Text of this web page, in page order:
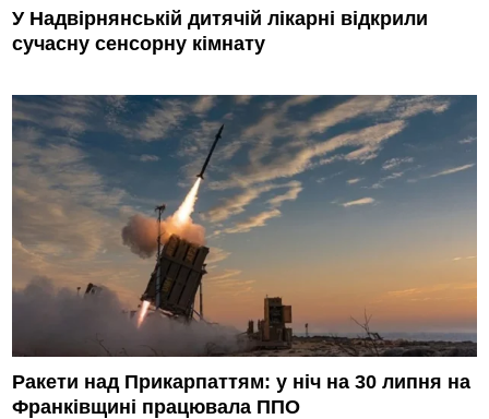
У Надвірнянській дитячій лікарні відкрили
сучасну сенсорну кімнату
Ракети над Прикарпаттям: у ніч на 30 липня на
Франківщині працювала ППО